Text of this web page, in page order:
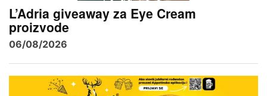
L’Adria giveaway za Eye Cream
proizvode
06/08/2026